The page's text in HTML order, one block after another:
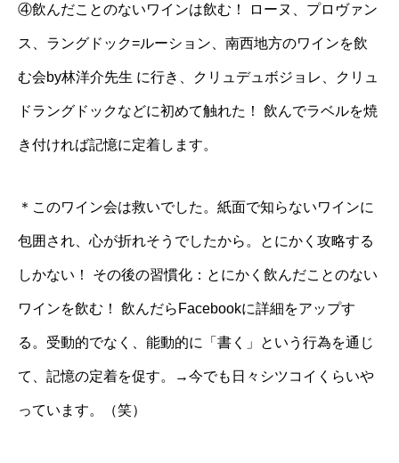
④飲んだことのないワインは飲む！ ローヌ、プロヴァン
ス、ラングドック=ルーション、南西地方のワインを飲
む会by林洋介先生 に行き、クリュデュボジョレ、クリュ
ドラングドックなどに初めて触れた！ 飲んでラベルを焼
き付ければ記憶に定着します。
＊このワイン会は救いでした。紙面で知らないワインに
包囲され、心が折れそうでしたから。とにかく攻略する
しかない！ その後の習慣化：とにかく飲んだことのない
ワインを飲む！ 飲んだらFacebookに詳細をアップす
る。受動的でなく、能動的に「書く」という行為を通じ
て、記憶の定着を促す。→今でも日々シツコイくらいや
っています。（笑）